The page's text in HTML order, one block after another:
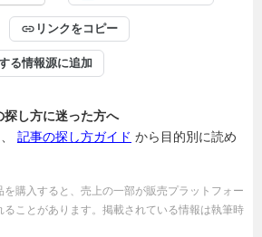
リンクをコピー
る情報源に追加
探し方に迷った方へ
記事の探し方ガイド から目的別に読め
購入すると、売上の一部が販売プラットフォー
ることがあります。掲載されている情報は執筆時